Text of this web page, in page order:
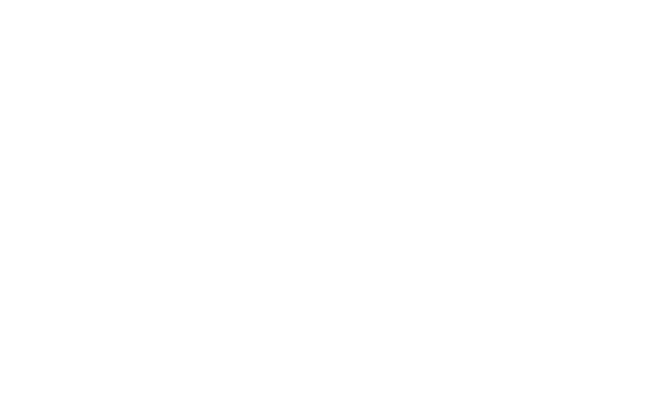
all’hotel Angeli di Torre Pedrera per farvi
del relax e della tranquillità a due passi dalla spiaggia.
cui: parcheggio privato, ascensore, bar, biciclette e un
di paradiso dove poter sorseggiare un aperitivo o un
per loro infatti c’è un’area giochi del giardino a loro
state arredate secondo lo stile marino che
di: balcone con vista mare, servizi privati, telefono